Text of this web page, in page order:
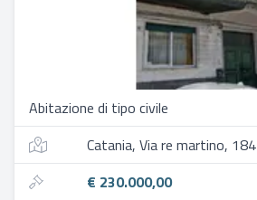
Abitazione di tipo civile
Catania, Via re martino, 184
€ 230.000,00